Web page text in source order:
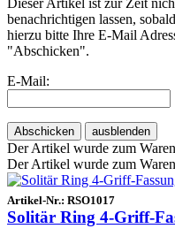
benachrichtigen lassen,
hierzu bitte Ihre E-Mail
"Abschicken".
E-Mail:
Abschicken ausblenden
Der Artikel wurde zum
Der Artikel wurde zum
Artikel-Nr.: RSO1017
Solitär Ring 4-Griff-